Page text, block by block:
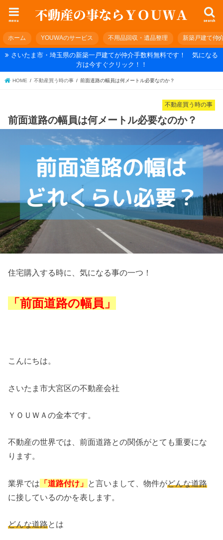
search
menu
ホーム YOUWAのサービス 不用品回収・遺品整理 新築戸建て仲
さいたま市・埼玉県の新築一戸建てが仲介手数料無料です！ 気になる
方は今すぐクリック！！
HOME 不動産買う時の事 前面道路の幅員は何メートル必要なのか？
不動産買う時の事
前面道路の幅員は何メートル必要なのか？
住宅購入する時に、気になる事の一つ！
「前面道路の幅員」
こんにちは。
さいたま市大宮区の不動産会社
ＹＯＵＷＡの金本です。
不動産の世界では、前面道路との関係がとても重要にな
ります。
業界では 「道路付け」 と言いまして、物件がどんな道路
に接しているのかを表します。
どんな道路とは